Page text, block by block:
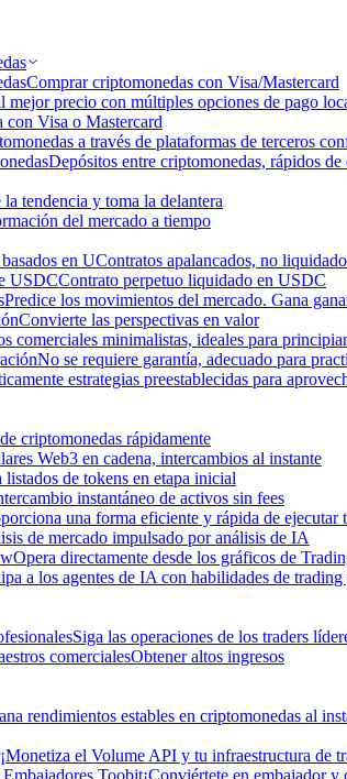
Comprar criptomonedas con Visa/Mastercard
mejor precio con múltiples opciones de pago
con Visa o Mastercard
a través de plataformas de terceros
Depósitos entre criptomonedas, rápidos
la tendencia y toma la delantera
del mercado a tiempo
​​en UContratos apalancados, no
USDCContrato perpetuo liquidado en USDC
Predice los movimientos del mercado. Gana
Convierte las perspectivas en valor
comerciales minimalistas, ideales para
No se requiere garantía, adecuado para
estrategias preestablecidas para
criptomonedas rápidamente
Web3 en cadena, intercambios al instante
listados de tokens en etapa inicial
instantáneo de activos sin fees
una forma eficiente y rápida de ejecutar
de mercado impulsado por análisis de IA
Opera directamente desde los gráficos de
a los agentes de IA con habilidades de trading
Siga las operaciones de los traders
comercialesObtener altos ingresos
rendimientos estables en criptomonedas al
¡Monetiza el Volume API y tu infraestructura de
Toobit¡Conviértete en embajador